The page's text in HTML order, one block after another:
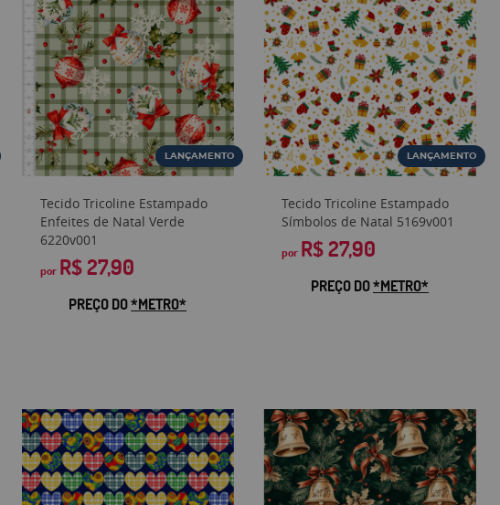
LANÇAMENTO
Tecido Tricoline Estampado
Enfeites de Natal Verde
6220v001
por R$ 27,90
PREÇO DO*METRO*
LANÇAMENTO
Tecido Tricoline Estampado
Símbolos de Natal 5169v001
por R$ 27,90
PREÇO DO*METRO*